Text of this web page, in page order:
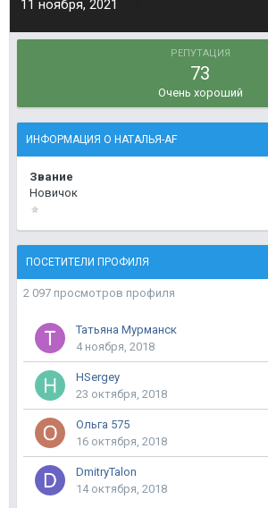
11 ноября, 2021
РЕПУТАЦИЯ
73
Очень хороший
ИНФОРМАЦИЯ О НАТАЛЬЯ-AF
Звание
Новичок
ПОСЕТИТЕЛИ ПРОФИЛЯ
2 097 просмотров профиля
Татьяна Мурманск
4 ноября, 2018
HSergey
23 октября, 2018
Ольга 575
16 октября, 2018
DmitryTalon
14 октября, 2018